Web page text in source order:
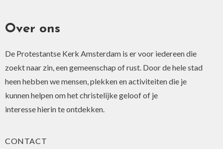
Over ons
De Protestantse Kerk Amsterdam is er voor iedereen die
zoekt naar zin, een gemeenschap of rust. Door de hele stad
heen hebben we mensen, plekken en activiteiten die je
kunnen helpen om het christelijke geloof of je
interesse hierin te ontdekken.
CONTACT